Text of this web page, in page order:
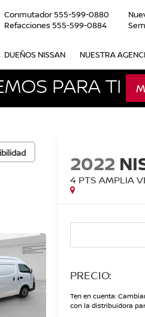
Conmutador555-599-0880
Refacciones555-599-0884
DUEÑOS NISSAN NUESTRA
PARA TI
2022
4 PTS AMPLIA
PRECIO:
Ten en cuenta:
con la distribuidora